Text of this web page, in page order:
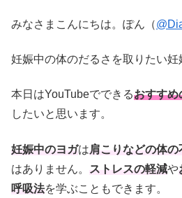
みなさまこんにちは。ぽん（
妊娠中の体のだるさを取りたい妊
本日はYouTubeでできるおすすめ
したいと思います。
妊娠中のヨガは肩こりなどの体
はありません。
ストレスの軽減や
呼吸法を学ぶこともできます。